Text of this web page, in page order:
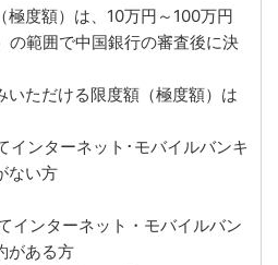
極度額）は、10万円～100万円
の範囲で中国銀行の審査後に決
いただける限度額（極度額）は
インターネット･モバイルバンキ
ない方
インターネット・モバイルバン
がある方